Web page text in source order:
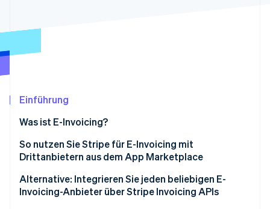
Einführung
Was ist E-Invoicing?
So nutzen Sie Stripe für E-Invoicing mit
Drittanbietern aus dem App Marketplace
Alternative: Integrieren Sie jeden beliebigen E-
Invoicing-Anbieter über Stripe Invoicing APIs